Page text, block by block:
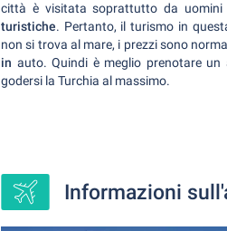
città è visitata soprattutto da uomini
turistiche. Pertanto, il turismo in
non si trova al mare, i prezzi sono
in auto. Quindi è meglio prenotare
godersi la Turchia al massimo.
Informazioni